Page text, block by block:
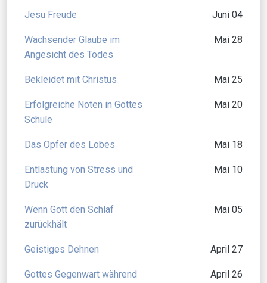
Jesu Freude Juni 04
Wachsender Glaube im
Angesicht des Todes
Mai 28
Bekleidet mit Christus Mai 25
Erfolgreiche Noten in Gottes
Schule
Mai 20
Das Opfer des Lobes Mai 18
Entlastung von Stress und
Druck
Mai 10
Wenn Gott den Schlaf
zurückhält
Mai 05
Geistiges Dehnen April 27
Gottes Gegenwart während
April 26